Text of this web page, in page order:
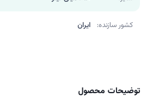
کشور سازنده: ایران
توضیحات محصول